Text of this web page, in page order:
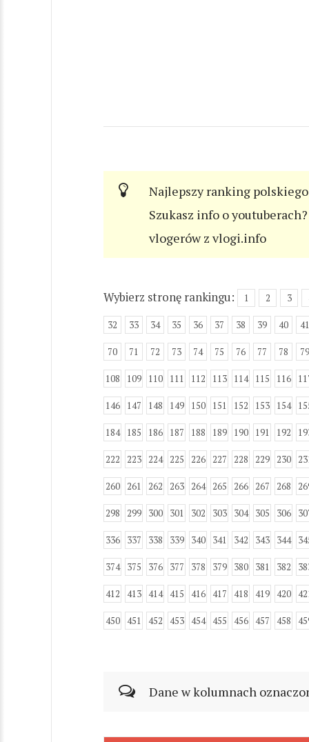
Najlepszy ranking
Szukasz info o
vlogerów z vlogi.info
Wybierz stronę rankingu: 1 2 3
32 33 34 35 36 37 38 39 40 41
70 71 72 73 74 75 76 77 78 79
108 109 110 111 112 113 114 115 116
146 147 148 149 150 151 152 153 154
184 185 186 187 188 189 190 191 192
222 223 224 225 226 227 228 229 230
260 261 262 263 264 265 266 267 268
298 299 300 301 302 303 304 305 306
336 337 338 339 340 341 342 343 344
374 375 376 377 378 379 380 381 382
412 413 414 415 416 417 418 419 420
450 451 452 453 454 455 456 457 458
Dane w kolumnach